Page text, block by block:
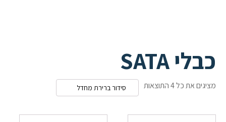
כבלי SATA
מציגים את כל ⁦4⁩ התוצאות